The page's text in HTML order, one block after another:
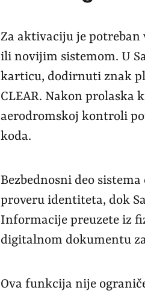
Za aktivaciju je potreban
ili novijim sistemom. U
karticu, dodirnuti znak
CLEAR. Nakon prolaska
aerodromskoj kontroli
koda.
Bezbednosni deo
proveru identiteta, dok
Informacije preuzete iz
digitalnom dokumentu
Ova funkcija nije